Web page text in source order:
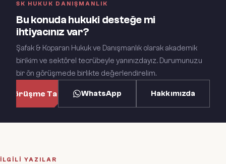
SK HUKUK DANIŞMANLIK
Bu konuda hukuki desteğe mi
ihtiyacınız var?
Şafak & Koparan Hukuk ve Danışmanlık olarak akademik
birikim ve sektörel tecrübeyle yanınızdayız. Durumunuzu
bir ön görüşmede birlikte değerlendirelim.
Görüşme Talep Et WhatsApp Hakkımızda
İLGILI YAZILAR